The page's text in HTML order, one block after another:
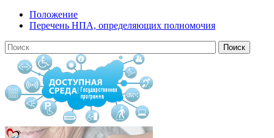
Положение
Перечень НПА, определяющих полномочия